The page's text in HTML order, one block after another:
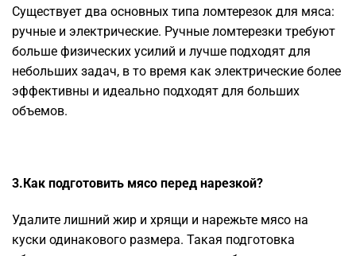
Существует два основных типа ломтерезок для мяса:
ручные и электрические. Ручные ломтерезки требуют
больше физических усилий и лучше подходят для
небольших задач, в то время как электрические более
эффективны и идеально подходят для больших
объемов.
3.Как подготовить мясо перед нарезкой?
Удалите лишний жир и хрящи и нарежьте мясо на
куски одинакового размера. Такая подготовка